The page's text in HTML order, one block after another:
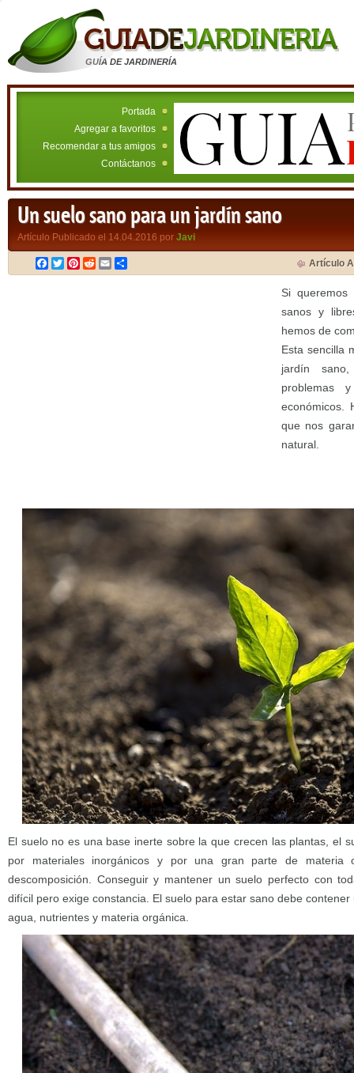
GUÍA DE JARDINERÍA
Portada
Agregar a favoritos
Recomendar a tus amigos
Contáctanos
Un suelo sano para un jardín sano
Artículo Publicado el 14.04.2016 por Javi
Facebook
TwitterPinterest
RedditEmail Artículo
Si
sanos y
hemos de
Esta sencilla
jardín
problemas
económicos.
que nos
natural.
El suelo no es una base inerte sobre la que crecen las plantas, el
por materiales inorgánicos y por una gran parte de materia
descomposición. Conseguir y mantener un suelo perfecto con
difícil pero exige constancia. El suelo para estar sano debe
agua, nutrientes y materia orgánica.